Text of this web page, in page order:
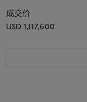
成交价
USD 1,117,600